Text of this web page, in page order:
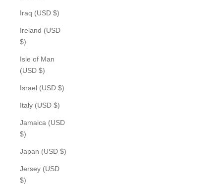
Iraq (USD $)
Ireland (USD
$)
Isle of Man
(USD $)
Israel (USD $)
Italy (USD $)
Jamaica (USD
$)
Japan (USD $)
Jersey (USD
$)